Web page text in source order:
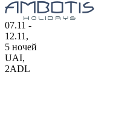
07.11 -
12.11,
5 ночей
UAI,
2ADL